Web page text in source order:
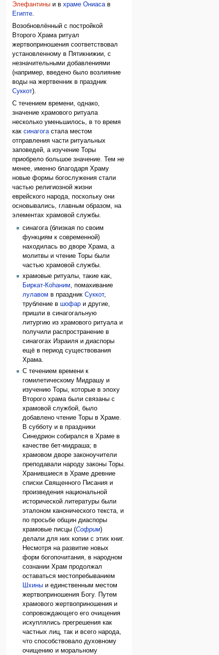
Элефантины и вхраме Ониаса в
Египте
Возобновлённый с постройкой
Второго Храма ритуал
жертвоприношения соответствовал
установленному в Пятикнижии, с
незначительными добавлениями
(например, введено было возлияние
воды на жертвенник в праздник
Суккот).
С течением времени, однако,
значение храмового ритуала
несколько уменьшилось, в то время
каксинагогастала местом
отправления части ритуальных
заповедей, а изучение Торы
приобрело большое значение. Тем не
менее, именно благодаря Храму
новые формы богослужения стали
частью религиозной жизни
еврейского народа, поскольку они
основывались, главным образом, на
элементах храмовой службы.
синагога (близкая по своим
функциям к современной)
находилась во дворе Храма, а
молитвы и чтение Торы были
частью храмовой службы.
храмовые ритуалы, такие как,
Биркат-Коhаним, помахивание
лулавом в праздник Суккот,
трубление в шофари другие,
пришли в синагогальную
литургию из храмового ритуала и
получили распространение в
синагогах Израиля и диаспоры
ещё в период существования
Храма.
С течением времени к
гомилетическому Мидрашу и
изучению Торы, которые в эпоху
Второго храма были связаны с
храмовой службой, было
добавлено чтение Торы в Храме.
В субботу и в праздники
Синедрион собирался в Храме в
качестве бет-мидраша; в
храмовом дворе законоучители
преподавали народу законы Торы.
Хранившиеся в Храме древние
списки Священного Писания и
произведения национальной
исторической литературы были
эталоном канонического текста, и
по просьбе общин диаспоры
храмовые писцы (Софрим)
делали для них копии с этих книг.
Несмотря на развитие новых
форм богопочитания, в народном
сознании Храм продолжал
оставаться местопребыванием
Шхиныи единственным местом
жертвоприношения Богу. Путем
храмового жертвоприношения и
сопровождающего его очищения
искуплялись прегрешения как
частных лиц, так и всего народа,
что способствовало духовному
очищению и моральному